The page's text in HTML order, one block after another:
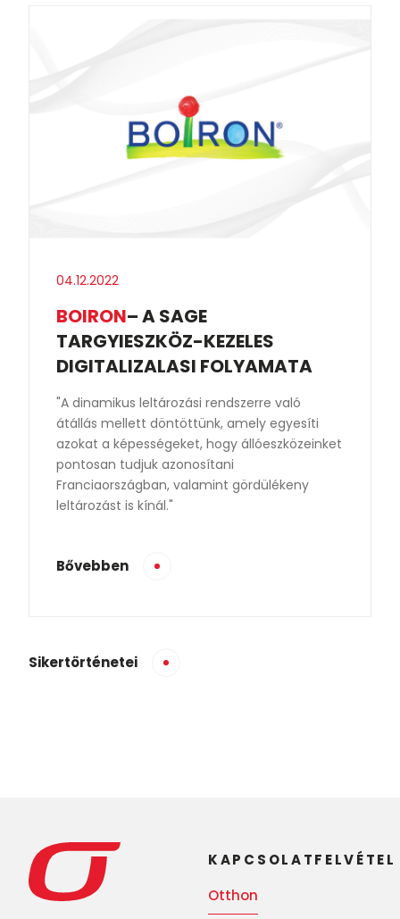
04.12.2022
BOIRON– A SAGE
TARGYIESZKÖZ-KEZELES
DIGITALIZALASI FOLYAMATA
"A dinamikus leltározási rendszerre való
átállás mellett döntöttünk, amely egyesíti
azokat a képességeket, hogy állóeszközeinket
pontosan tudjuk azonosítani
Franciaországban, valamint gördülékeny
leltározást is kínál."
Bővebben
Sikertörténetei
KAPCSOLATFELVÉTEL
Otthon